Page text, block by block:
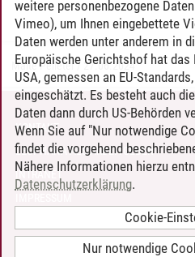
Malte Pelleter/ 27.06.2024
KONTAKT
LEUPHANA ALS ARBEITGEBER
INTRANET
BARRIEREFREIHEIT
weitere personenbezogene
Vimeo), um Ihnen eingebettete
Daten werden unter anderem in
Europäische Gerichtshof hat
USA, gemessen an EU-
eingeschätzt. Es besteht auch
Daten dann durch US-Behörden
Wenn Sie auf "Nur notwendige
findet die vorgehend
Nähere Informationen hierzu
Datenschutzerklärung.
Cookie-
Nur notwendige